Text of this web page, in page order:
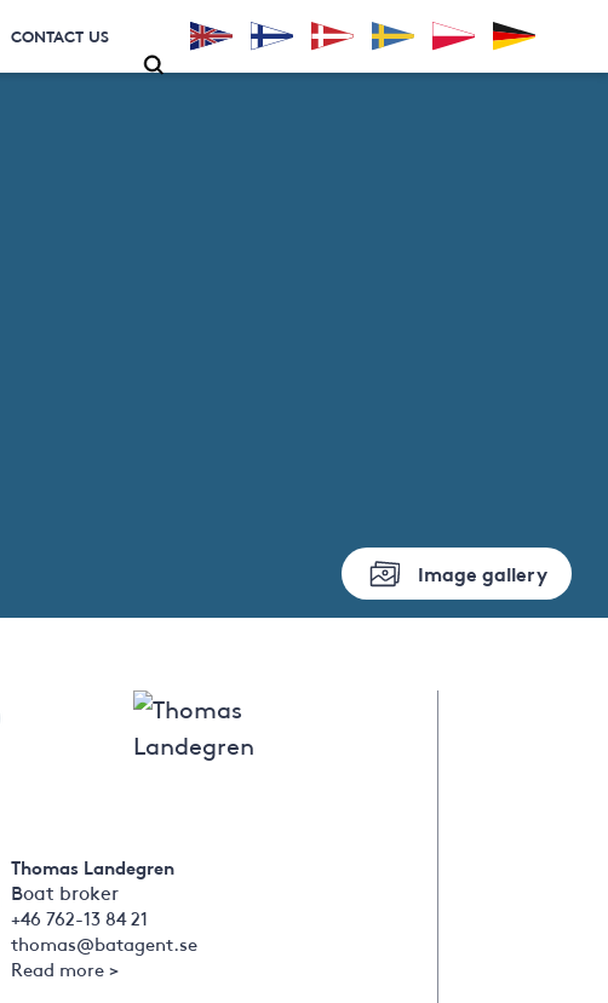
CONTACT US
Image gallery
Thomas Landegren
Boat broker
+46 762-13 84 21
thomas@batagent.se
Read more >